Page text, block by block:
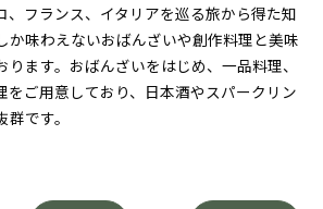
、フランス、イタリアを巡る旅から得た知
か味わえないおばんざいや創作料理と美味
ります。おばんざいをはじめ、一品料理、
をご用意しており、日本酒やスパークリン
です。